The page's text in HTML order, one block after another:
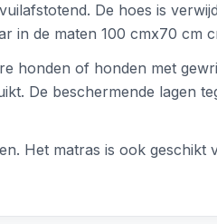
De hoes is
in de maten 100 cmx70 cm
honden of honden met
De beschermende lagen
Het matras is ook geschikt